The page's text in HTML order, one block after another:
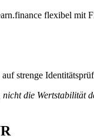
flexibel mit
strenge
die